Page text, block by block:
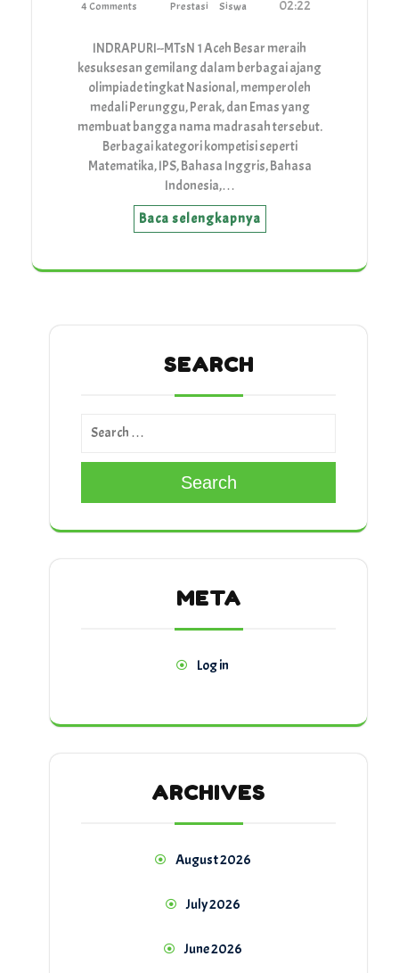
4 Comments
Prestasi Siswa 02:22
INDRAPURI--MTsN 1 Aceh Besar meraih
kesuksesan gemilang dalam berbagai ajang
olimpiade tingkat Nasional, memperoleh
medali Perunggu, Perak, dan Emas yang
membuat bangga nama madrasah tersebut.
Berbagai kategori kompetisi seperti
Matematika, IPS, Bahasa Inggris, Bahasa
Indonesia,…
Baca selengkapnya
SEARCH
Search
META
Log in
ARCHIVES
August 2026
July 2026
June 2026